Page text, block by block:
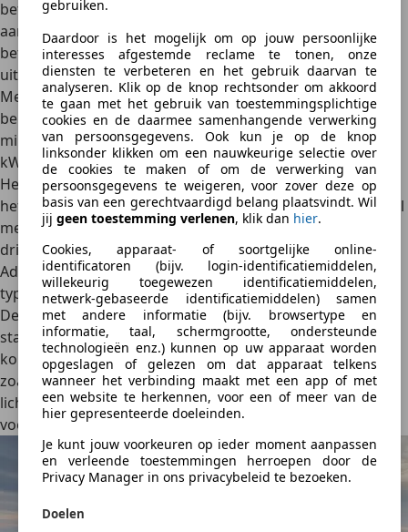
gebruiken.
Daardoor is het mogelijk om op jouw persoonlijke
interesses afgestemde reclame te tonen, onze
diensten te verbeteren en het gebruik daarvan te
analyseren. Klik op de knop rechtsonder om akkoord
te gaan met het gebruik van toestemmingsplichtige
cookies en de daarmee samenhangende verwerking
van persoonsgegevens. Ook kun je op de knop
linksonder klikken om een nauwkeurige selectie over
de cookies te maken of om de verwerking van
persoonsgegevens te weigeren, voor zover deze op
basis van een gerechtvaardigd belang plaatsvindt. Wil
jij geen toestemming verlenen, klik dan hier.
Cookies, apparaat- of soortgelijke online-
identificatoren (bijv. login-identificatiemiddelen,
willekeurig toegewezen identificatiemiddelen,
netwerk-gebaseerde identificatiemiddelen) samen
met andere informatie (bijv. browsertype en
informatie, taal, schermgrootte, ondersteunde
technologieën enz.) kunnen op uw apparaat worden
opgeslagen of gelezen om dat apparaat telkens
wanneer het verbinding maakt met een app of met
een website te herkennen, voor een of meer van de
hier gepresenteerde doeleinden.
Je kunt jouw voorkeuren op ieder moment aanpassen
en verleende toestemmingen herroepen door de
Privacy Manager in ons privacybeleid te bezoeken.
Doelen
betaalbaarste EV’s in Europa. De Franse EV belooft een
aantrekkelijke combinatie van bereik, comfort en
betaalbaarheid. De ë-C3 is beschikbaar in twee
uitvoeringen: YOU en MAX.
Met een 44 kWh-batterijpakket biedt de ë-C3 eenWLTP-
bereik tot 320 km. Het opladen van 20% tot 80% gaat in 26
minuten via 100 kW DC-snelladen. De elektromotor van 83
kW (113 pk) is krachtig genoeg.
Het ontwerp van de ë-C3 is eigentijds, zoals dat wel vaker
het geval is bij een Citroën. Het is het eerste Citroën­-model
met het nieuwe Citroën-logo enunieke
driestapsverlichting. Daarnaast is hij voorzien van Citroën
Advanced Comfort-vering en -stoelen, waardoor je het
typische ‘vliegend tapijt’-gevoel krijgt in de auto.
De YOU-uitvoering begint bij24.290 euroen omvat
standaarduitrustingen zoals 16-inch stalen velgen, LED-
koplampen en een head-up display. Voor extra functies
zoals een 10.25-inch infotainmentsysteem, 17-inch
lichtmetalen velgen en draadloos opladen, kun je kiezen
voor de MAX-uitvoering, die start bij